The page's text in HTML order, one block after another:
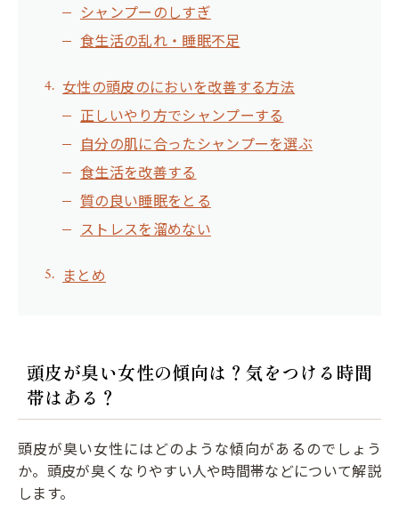
シャンプーのしすぎ
食生活の乱れ・睡眠不足
女性の頭皮のにおいを改善する方法
正しいやり方でシャンプーする
自分の肌に合ったシャンプーを選ぶ
食生活を改善する
質の良い睡眠をとる
ストレスを溜めない
まとめ
頭皮が臭い女性の傾向は？気をつける時間
帯はある？
頭皮が臭い女性にはどのような傾向があるのでしょう
か。頭皮が臭くなりやすい人や時間帯などについて解説
します。